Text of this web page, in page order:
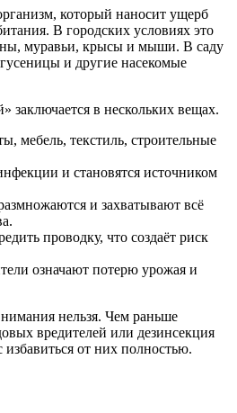
который наносит ущерб
В городских условиях это
муравьи, крысы и мыши. В саду
и другие насекомые
заключается в нескольких вещах.
мебель, текстиль, строительные
и становятся источником
и захватывают всё
проводку, что создаёт риск
означают потерю урожая и
нельзя. Чем раньше
вредителей или дезинсекция
от них полностью.